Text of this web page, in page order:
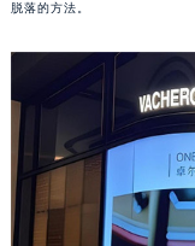
脱落的方法。